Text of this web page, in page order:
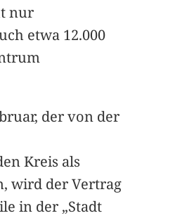
nur
etwa 12.000
der von der
Kreis als
wird der Vertrag
in der „Stadt